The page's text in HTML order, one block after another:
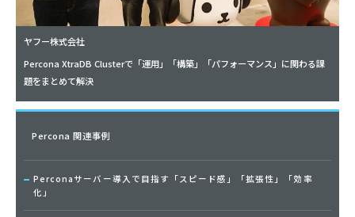
ヤフー株式会社
Percona XtraDB Clusterで「運用」「構築」「パフォーマンス」に関わる課
題をまとめて解決
Percona 関連事例
Perconaサーバー導入で目指す「スピード感」「拡張性」「効率
化」